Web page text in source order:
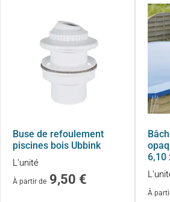
Buse de refoulement
piscines bois Ubbink
L'unité
À partir de 9,50 €
6,10
À